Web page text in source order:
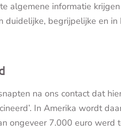
algemene informatie
duidelijke, begrijpelijke en
na ons contact dat
In Amerika wordt
ongeveer 7.000 euro